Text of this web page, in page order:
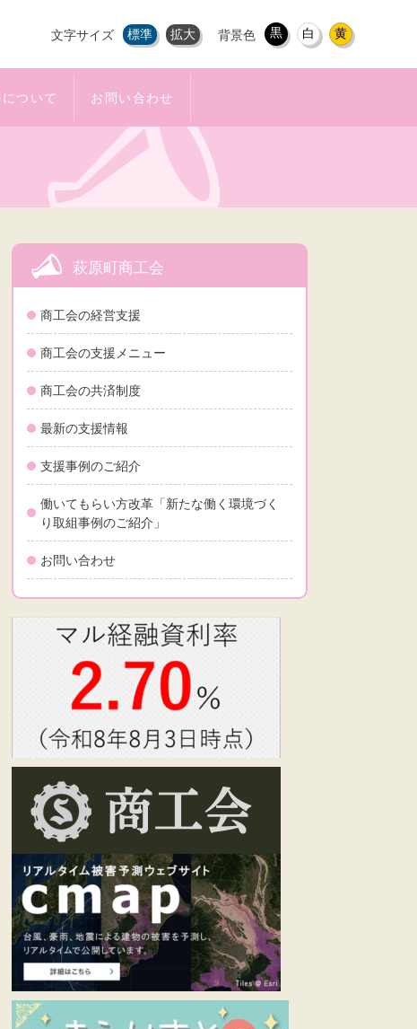
文字サイズ 標準 拡大 背景色 黒 白 黄
ついて お問い合わせ
萩原町商工会
商工会の経営支援
商工会の支援メニュー
商工会の共済制度
最新の支援情報
支援事例のご紹介
働いてもらい方改革「新たな働く環境づく
り取組事例のご紹介」
お問い合わせ